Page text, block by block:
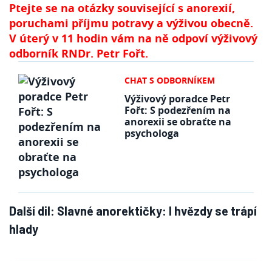
Ptejte se na otázky související s anorexií,
poruchami příjmu potravy a výživou obecně.
V úterý v 11 hodin vám na ně odpoví výživový
odborník RNDr. Petr Fořt.
CHAT S ODBORNÍKEM
Výživový poradce Petr
Fořt: S podezřením na
anorexii se obraťte na
psychologa
Další dil: Slavné anorektičky: I hvězdy se trápí
hlady